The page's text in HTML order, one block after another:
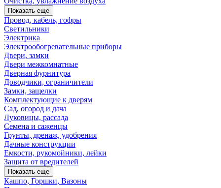
Показать еще
Провод, кабель, гофры
Светильники
Электрика
Электрообогревательные приборы
Двери, замки
Двери межкомнатные
Дверная фурнитура
Доводчики, ограничители
Замки, защелки
Комплектующие к дверям
Сад, огород и дача
Луковицы, рассада
Семена и саженцы
Грунты, дренаж, удобрения
Дачные конструкции
Емкости, рукомойники, лейки
Защита от вредителей
Показать еще
Кашпо, Горшки, Вазоны